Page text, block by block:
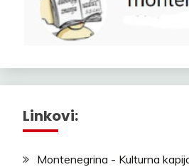
Linkovi:
Montenegrina - Kulturna